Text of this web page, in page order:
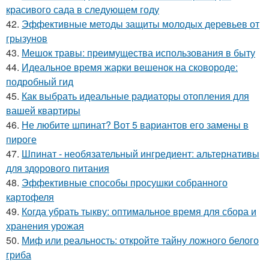
красивого сада в следующем году
42. Эффективные методы защиты молодых деревьев от
грызунов
43. Мешок травы: преимущества использования в быту
44. Идеальное время жарки вешенок на сковороде:
подробный гид
45. Как выбрать идеальные радиаторы отопления для
вашей квартиры
46. Не любите шпинат? Вот 5 вариантов его замены в
пироге
47. Шпинат - необязательный ингредиент: альтернативы
для здорового питания
48. Эффективные способы просушки собранного
картофеля
49. Когда убрать тыкву: оптимальное время для сбора и
хранения урожая
50. Миф или реальность: откройте тайну ложного белого
гриба